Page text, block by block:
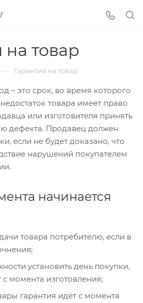
на товар
— Гарантия на товар
– это срок, во время которого
товара имеет право
или изготовителя принять
дефекта. Продавец должен
если не будет доказано, что
нарушений покупателем
начинается
товара потребителю, если в
установить день покупки,
с момента изготовления;
гарантия идёт с момента